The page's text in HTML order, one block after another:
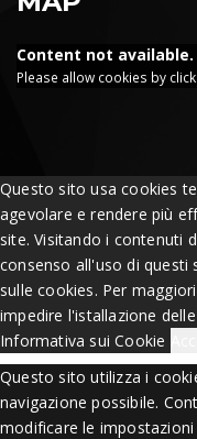
Content not available.
Please allow cookies by
Questo sito usa cookies
agevolare e rendere più
site. Visitando i contenuti
consenso all'uso di
sulle cookies. Per
impedire l'istallazione
Informativa sui Cookie
Questo sito utilizza i
navigazione possibile.
modificare le